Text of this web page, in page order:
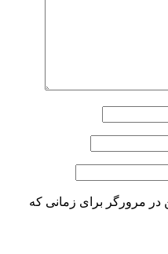
در مرورگر برای زمانی که